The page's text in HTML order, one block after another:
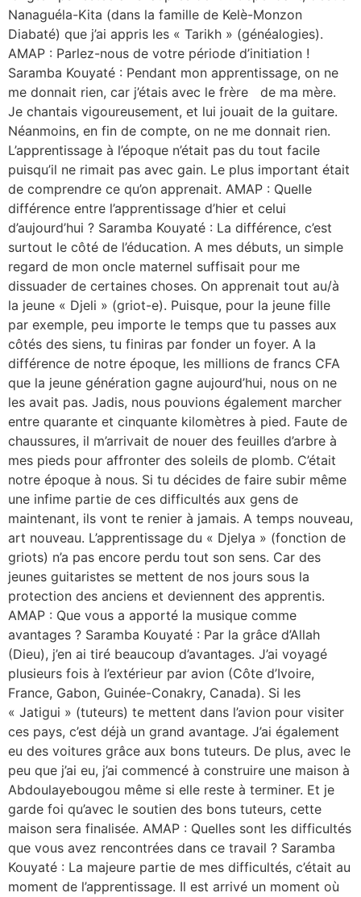
Nanaguéla-Kita (dans la famille de Kelè-Monzon
Diabaté) que j’ai appris les « Tarikh » (généalogies).
AMAP : Parlez-nous de votre période d’initiation !
Saramba Kouyaté : Pendant mon apprentissage, on ne
me donnait rien, car j’étais avec le frère de ma mère.
Je chantais vigoureusement, et lui jouait de la guitare.
Néanmoins, en fin de compte, on ne me donnait rien.
L’apprentissage à l’époque n’était pas du tout facile
puisqu’il ne rimait pas avec gain. Le plus important était
de comprendre ce qu’on apprenait. AMAP : Quelle
différence entre l’apprentissage d’hier et celui
d’aujourd’hui ? Saramba Kouyaté : La différence, c’est
surtout le côté de l’éducation. A mes débuts, un simple
regard de mon oncle maternel suffisait pour me
dissuader de certaines choses. On apprenait tout au/à
la jeune « Djeli » (griot-e). Puisque, pour la jeune fille
par exemple, peu importe le temps que tu passes aux
côtés des siens, tu finiras par fonder un foyer. A la
différence de notre époque, les millions de francs CFA
que la jeune génération gagne aujourd’hui, nous on ne
les avait pas. Jadis, nous pouvions également marcher
entre quarante et cinquante kilomètres à pied. Faute de
chaussures, il m’arrivait de nouer des feuilles d’arbre à
mes pieds pour affronter des soleils de plomb. C’était
notre époque à nous. Si tu décides de faire subir même
une infime partie de ces difficultés aux gens de
maintenant, ils vont te renier à jamais. A temps nouveau,
art nouveau. L’apprentissage du « Djelya » (fonction de
griots) n’a pas encore perdu tout son sens. Car des
jeunes guitaristes se mettent de nos jours sous la
protection des anciens et deviennent des apprentis.
AMAP : Que vous a apporté la musique comme
avantages ? Saramba Kouyaté : Par la grâce d’Allah
(Dieu), j’en ai tiré beaucoup d’avantages. J’ai voyagé
plusieurs fois à l’extérieur par avion (Côte d’Ivoire,
France, Gabon, Guinée-Conakry, Canada). Si les
« Jatigui » (tuteurs) te mettent dans l’avion pour visiter
ces pays, c’est déjà un grand avantage. J’ai également
eu des voitures grâce aux bons tuteurs. De plus, avec le
peu que j’ai eu, j’ai commencé à construire une maison à
Abdoulayebougou même si elle reste à terminer. Et je
garde foi qu’avec le soutien des bons tuteurs, cette
maison sera finalisée. AMAP : Quelles sont les difficultés
que vous avez rencontrées dans ce travail ? Saramba
Kouyaté : La majeure partie de mes difficultés, c’était au
moment de l’apprentissage. Il est arrivé un moment où